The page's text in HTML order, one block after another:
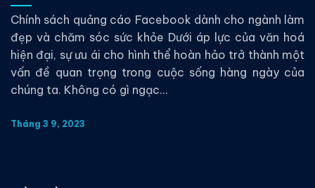
Chính sách quảng cáo Facebook dành cho ngành làm
đẹp và chăm sóc sức khỏe Dưới áp lực của văn hoá
hiện đại, sự ưu ái cho hình thể hoàn hảo trở thành một
vấn đề quan trọng trong cuộc sống hàng ngày của
chúng ta. Không có gì ngạc...
Tháng 3 9, 2023